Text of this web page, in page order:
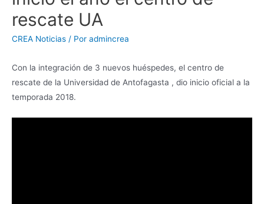
rescate UA
CREA Noticias / Por admincrea
Con la integración de 3 nuevos huéspedes, el centro de
rescate de la Universidad de Antofagasta , dio inicio oficial a la
temporada 2018.